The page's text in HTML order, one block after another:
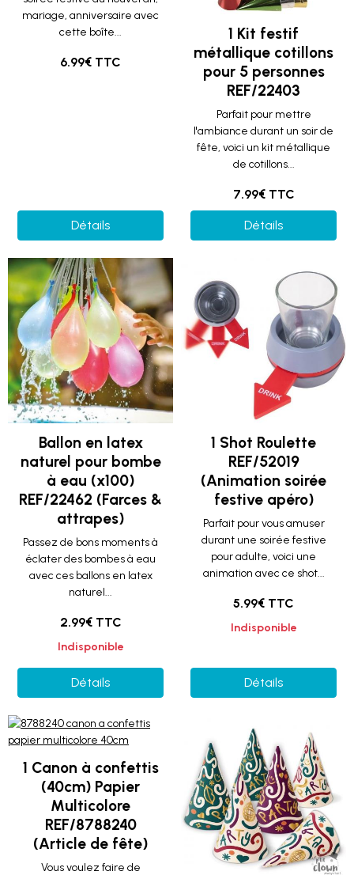
mariage, anniversaire avec
cette boîte...
6.99€ TTC
Détails
1 Kit festif
métallique cotillons
pour 5 personnes
REF/22403
Parfait pour mettre
l'ambiance durant un soir de
fête, voici un kit métallique
de cotillons...
7.99€ TTC
Détails
Ballon en latex
naturel pour bombe
à eau (x100)
REF/22462 (Farces &
attrapes)
Passez de bons moments à
éclater des bombes à eau
avec ces ballons en latex
naturel...
2.99€ TTC
Indisponible
Détails
1 Shot Roulette
REF/52019
(Animation soirée
festive apéro)
Parfait pour vous amuser
durant une soirée festive
pour adulte, voici une
animation avec ce shot...
5.99€ TTC
Indisponible
Détails
1 Canon à confettis
(40cm) Papier
Multicolore
REF/8788240
(Article de fête)
Vous voulez faire de